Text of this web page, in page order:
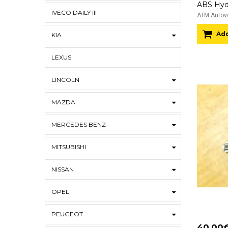
IVECO DAILY III
KIA
LEXUS
LINCOLN
MAZDA
MERCEDES BENZ
MITSUBISHI
NISSAN
OPEL
PEUGEOT
ATM